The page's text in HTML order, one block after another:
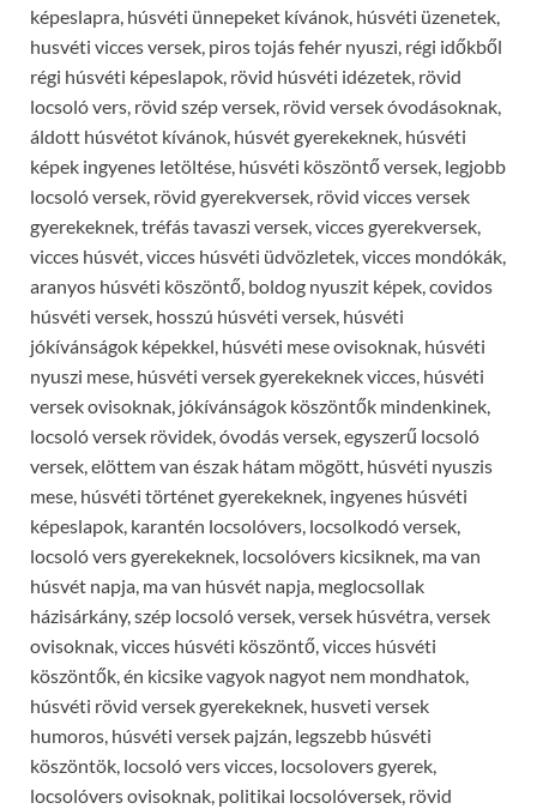
képeslapra, húsvéti ünnepeket kívánok, húsvéti üzenetek,
husvéti vicces versek, piros tojás fehér nyuszi, régi időkből
régi húsvéti képeslapok, rövid húsvéti idézetek, rövid
locsoló vers, rövid szép versek, rövid versek óvodásoknak,
áldott húsvétot kívánok, húsvét gyerekeknek, húsvéti
képek ingyenes letöltése, húsvéti köszöntő versek, legjobb
locsoló versek, rövid gyerekversek, rövid vicces versek
gyerekeknek, tréfás tavaszi versek, vicces gyerekversek,
vicces húsvét, vicces húsvéti üdvözletek, vicces mondókák,
aranyos húsvéti köszöntő, boldog nyuszit képek, covidos
húsvéti versek, hosszú húsvéti versek, húsvéti
jókívánságok képekkel, húsvéti mese ovisoknak, húsvéti
nyuszi mese, húsvéti versek gyerekeknek vicces, húsvéti
versek ovisoknak, jókívánságok köszöntők mindenkinek,
locsoló versek rövidek, óvodás versek, egyszerű locsoló
versek, elöttem van észak hátam mögött, húsvéti nyuszis
mese, húsvéti történet gyerekeknek, ingyenes húsvéti
képeslapok, karantén locsolóvers, locsolkodó versek,
locsoló vers gyerekeknek, locsolóvers kicsiknek, ma van
húsvét napja, ma van húsvét napja, meglocsollak
házisárkány, szép locsoló versek, versek húsvétra, versek
ovisoknak, vicces húsvéti köszöntő, vicces húsvéti
köszöntők, én kicsike vagyok nagyot nem mondhatok,
húsvéti rövid versek gyerekeknek, husveti versek
humoros, húsvéti versek pajzán, legszebb húsvéti
köszöntök, locsoló vers vicces, locsolovers gyerek,
locsolóvers ovisoknak, politikai locsolóversek, rövid